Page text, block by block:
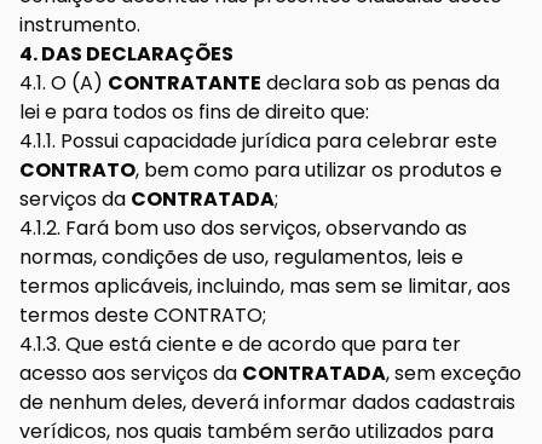
instrumento.
4. DAS DECLARAÇÕES
4.1. O (A) CONTRATANTE declara sob as penas da
lei e para todos os fins de direito que:
4.1.1. Possui capacidade jurídica para celebrar este
CONTRATO, bem como para utilizar os produtos e
serviços da CONTRATADA;
4.1.2. Fará bom uso dos serviços, observando as
normas, condições de uso, regulamentos, leis e
termos aplicáveis, incluindo, mas sem se limitar, aos
termos deste CONTRATO;
4.1.3. Que está ciente e de acordo que para ter
acesso aos serviços da CONTRATADA, sem exceção
de nenhum deles, deverá informar dados cadastrais
verídicos, nos quais também serão utilizados para